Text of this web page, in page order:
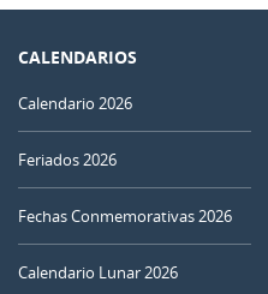
CALENDARIOS
Calendario 2026
Feriados 2026
Fechas Conmemorativas 2026
Calendario Lunar 2026